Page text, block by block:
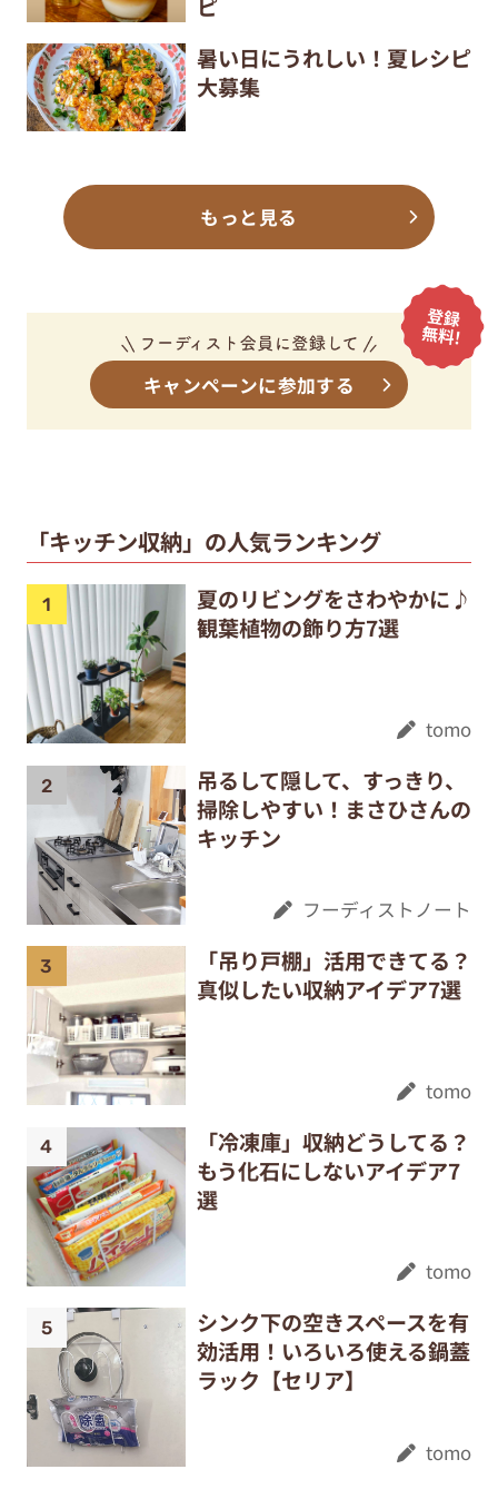
ピ
暑い日にうれしい！夏レシピ
大募集
もっと見る
キャンペーンに参加する
「キッチン収納」の人気ランキング
夏のリビングをさわやかに♪
観葉植物の飾り方7選
tomo
吊るして隠して、すっきり、
掃除しやすい！まさひさんの
キッチン
フーディストノート
「吊り戸棚」活用できてる？
真似したい収納アイデア7選
tomo
「冷凍庫」収納どうしてる？
もう化石にしないアイデア7
選
tomo
シンク下の空きスペースを有
効活用！いろいろ使える鍋蓋
ラック【セリア】
tomo